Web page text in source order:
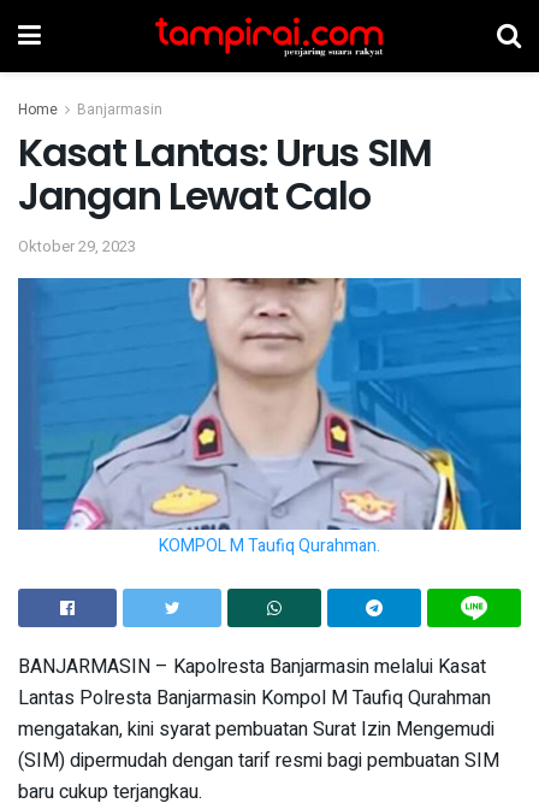
Home Banjarmasin
Kasat Lantas: Urus SIM
Jangan Lewat Calo
Oktober 29, 2023
KOMPOL M Taufiq Qurahman.
BANJARMASIN – Kapolresta Banjarmasin melalui Kasat
Lantas Polresta Banjarmasin Kompol M Taufiq Qurahman
mengatakan, kini syarat pembuatan Surat Izin Mengemudi
(SIM) dipermudah dengan tarif resmi bagi pembuatan SIM
baru cukup terjangkau.